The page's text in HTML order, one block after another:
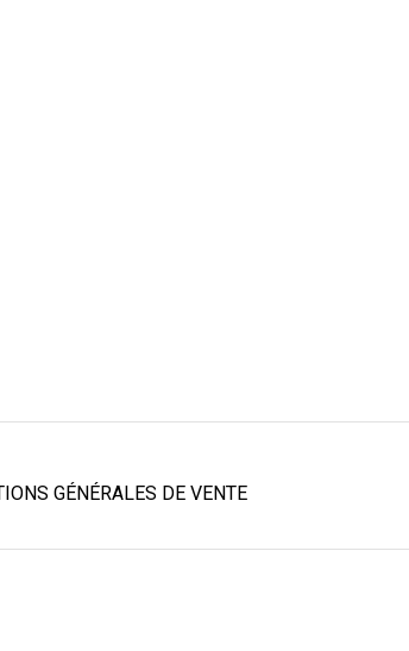
GÉNÉRALES DE VENTE